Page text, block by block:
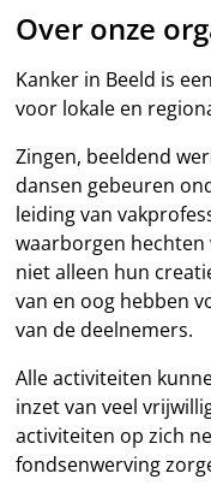
Over onze
Kanker in Beeld is
voor lokale en
Zingen, beeldend
dansen gebeuren
leiding van
waarborgen hechten
niet alleen hun
van en oog hebben
van de deelnemers.
Alle activiteiten
inzet van veel
activiteiten op zich
fondsenwerving